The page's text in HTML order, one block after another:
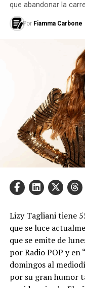
que abandonar la
Por Fiamma Carbone
Lizy Tagliani tiene
que se luce
que se emite de
por Radio POP y en
domingos al
por su gran humor